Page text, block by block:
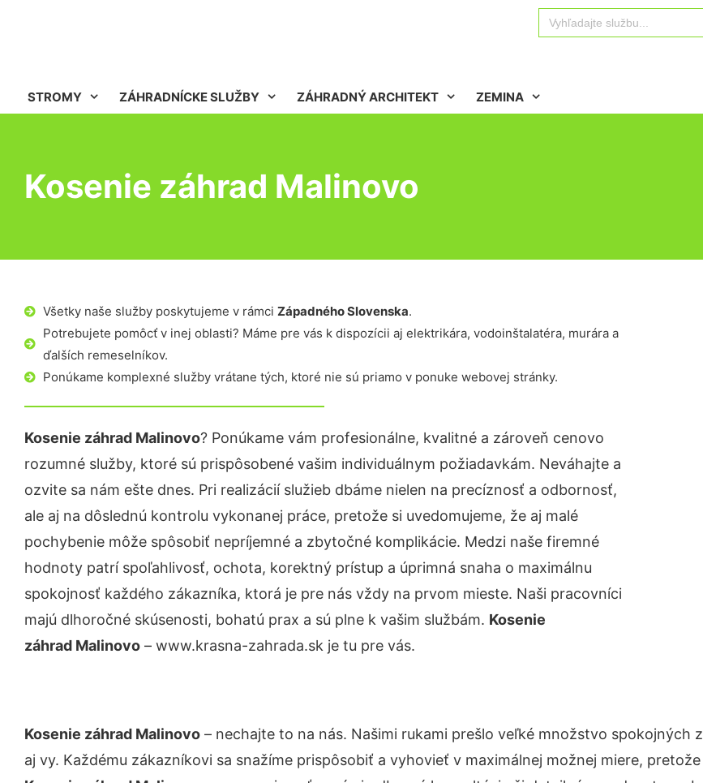
Search
for:
STROMY ZÁHRADNÍCKE SLUŽBY ZÁHRADNÝ ARCHITEKT ZEMINA
Kosenie záhrad Malinovo
Všetky naše služby poskytujeme v rámci Západného Slovenska.
Potrebujete pomôcť v inej oblasti? Máme pre vás k dispozícii aj elektrikára, vodoinštalatéra, murára a
ďalších remeselníkov.
Ponúkame komplexné služby vrátane tých, ktoré nie sú priamo v ponuke webovej stránky.
Kosenie záhrad Malinovo? Ponúkame vám profesionálne, kvalitné a zároveň cenovo
rozumné služby, ktoré sú prispôsobené vašim individuálnym požiadavkám. Neváhajte a
ozvite sa nám ešte dnes. Pri realizácií služieb dbáme nielen na precíznosť a odbornosť,
ale aj na dôslednú kontrolu vykonanej práce, pretože si uvedomujeme, že aj malé
pochybenie môže spôsobiť nepríjemné a zbytočné komplikácie. Medzi naše firemné
hodnoty patrí spoľahlivosť, ochota, korektný prístup a úprimná snaha o maximálnu
spokojnosť každého zákazníka, ktorá je pre nás vždy na prvom mieste. Naši pracovníci
majú dlhoročné skúsenosti, bohatú prax a sú plne k vašim službám. Kosenie
záhrad Malinovo – www.krasna-zahrada.sk je tu pre vás.
Kosenie záhrad Malinovo – nechajte to na nás. Našimi rukami prešlo veľké množstvo spokojných
aj vy. Každému zákazníkovi sa snažíme prispôsobiť a vyhovieť v maximálnej možnej miere,